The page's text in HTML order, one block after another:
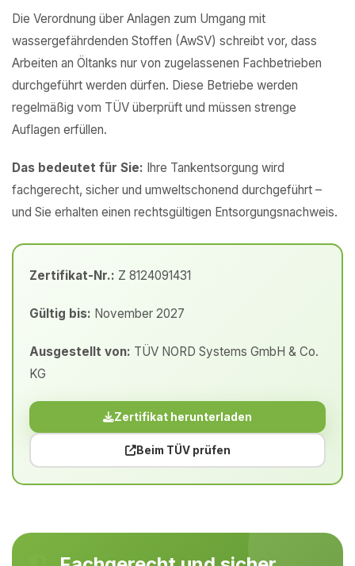
Die Verordnung über Anlagen zum Umgang mit
wassergefährdenden Stoffen (AwSV) schreibt vor, dass
Arbeiten an Öltanks nur von zugelassenen Fachbetrieben
durchgeführt werden dürfen. Diese Betriebe werden
regelmäßig vom TÜV überprüft und müssen strenge
Auflagen erfüllen.
Das bedeutet für Sie: Ihre Tankentsorgung wird
fachgerecht, sicher und umweltschonend durchgeführt –
und Sie erhalten einen rechtsgültigen Entsorgungsnachweis.
Zertifikat-Nr.: Z 8124091431
Gültig bis: November 2027
Ausgestellt von: TÜV NORD Systems GmbH & Co.
KG
Zertifikat herunterladen
Beim TÜV prüfen